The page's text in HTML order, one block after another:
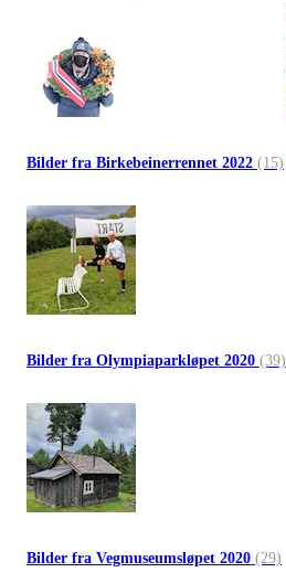
Bilder fra Birkebeinerrennet 2022 (15)
Bilder fra Olympiaparkløpet 2020 (39)
Bilder fra Vegmuseumsløpet 2020 (29)